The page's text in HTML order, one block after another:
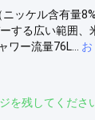
ッケル含有量8%
する広い範囲、
ー流量76L...
お
を残してくださ